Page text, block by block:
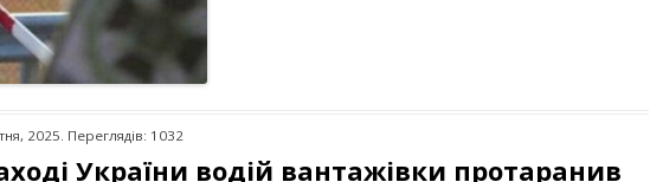
2025. Переглядів: 1032
України водій вантажівки протаранив